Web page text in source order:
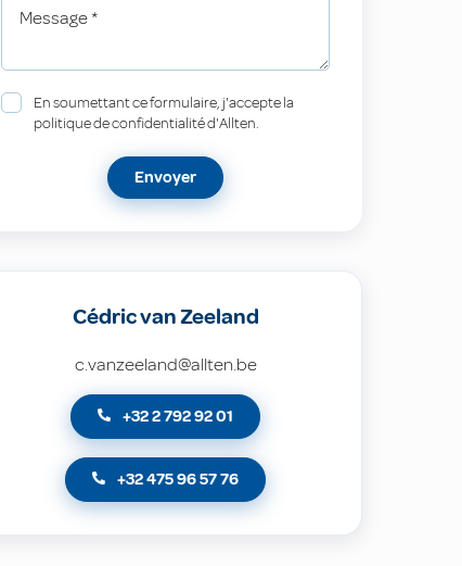
Message*
En soumettant ce formulaire, j'accepte la
politique de confidentialité d'Allten.
Envoyer
Cédric van Zeeland
c.vanzeeland@allten.be
+32 2 792 92 01
+32 475 96 57 76